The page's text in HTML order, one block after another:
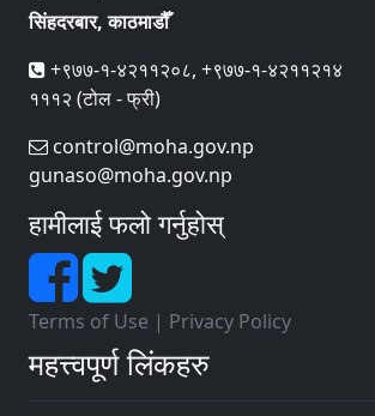
सिंहदरबार, काठमाडौँ
+९७७-१-४२११२०८, +९७७-१-४२११२१४
१११२ (टोल - फ्री)
control@moha.gov.np
gunaso@moha.gov.np
हामीलाई फलो गर्नुहोस्
Terms of Use | Privacy Policy
महत्त्वपूर्ण लिंकहरु